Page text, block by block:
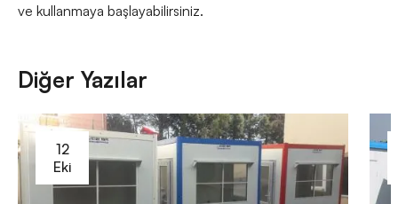
ve kullanmaya başlayabilirsiniz.
Diğer Yazılar
12
Eki